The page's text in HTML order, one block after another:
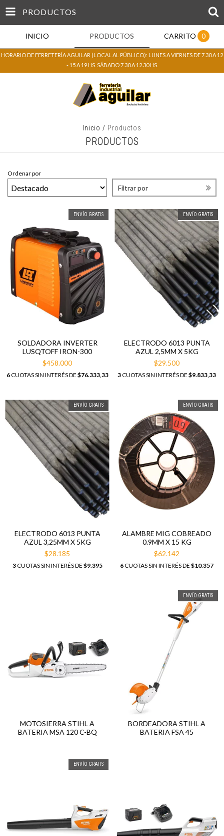
PRODUCTOS
INICIO PRODUCTOS CARRITO 0
HORARIO DE FERRETERÍA AGUILAR (LOCAL AL PÚBLICO): LUNES A VIERNES DE 7.30 A 12
- 15 A 19 HS. SÁBADO 7.30 A 12.30 HS.
Inicio / Productos
PRODUCTOS
Ordenar por
Filtrar por
ENVÍO GRATIS
SOLDADORA INVERTER
LUSQTOFF IRON-300
$458.000
6CUOTAS SIN INTERÉS DE $76.333,33
ENVÍO GRATIS
ELECTRODO 6013 PUNTA
AZUL 2,5MM X 5KG
$29.500
3CUOTAS SIN INTERÉS DE $9.833,33
ENVÍO GRATIS
ELECTRODO 6013 PUNTA
AZUL 3,25MM X 5KG
$28.185
3CUOTAS SIN INTERÉS DE $9.395
ENVÍO GRATIS
ALAMBRE MIG COBREADO
0.9MM X 15 KG
$62.142
6CUOTAS SIN INTERÉS DE $10.357
MOTOSIERRA STIHL A
BATERIA MSA 120 C-BQ
ENVÍO GRATIS
BORDEADORA STIHL A
BATERIA FSA 45
ENVÍO GRATIS